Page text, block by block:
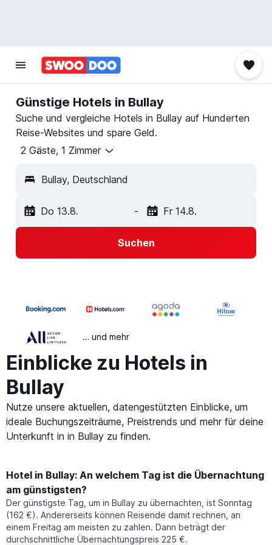
Günstige Hotels in Bullay
Suche und vergleiche Hotels in Bullay auf Hunderten
Reise-Websites und spare Geld.
2 Gäste, 1 Zimmer
Bullay, Deutschland
Do 13.8. - Fr 14.8.
Suchen
… und mehr
Einblicke zu Hotels in
Bullay
Nutze unsere aktuellen, datengestützten Einblicke, um
ideale Buchungszeiträume, Preistrends und mehr für deine
Unterkunft in in Bullay zu finden.
Hotel in Bullay: An welchem Tag ist die Übernachtung
am günstigsten?
Der günstigste Tag, um in Bullay zu übernachten, ist Sonntag
(162 €). Andererseits können Reisende damit rechnen, an
einem Freitag am meisten zu zahlen. Dann beträgt der
durchschnittliche Übernachtungspreis 225 €.